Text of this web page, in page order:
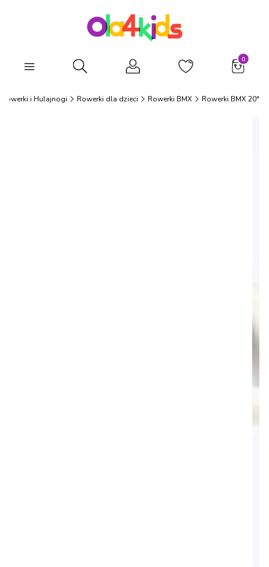
Otwórz wyszukiwarkę
Rowerki i Hulajnogi Rowerki dla dzieci Rowerki BMX Rowerki BMX 20"